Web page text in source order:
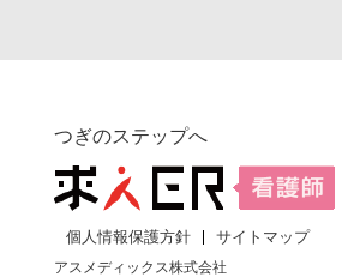
つぎのステップへ
個人情報保護方針
サイトマップ
アスメディックス株式会社